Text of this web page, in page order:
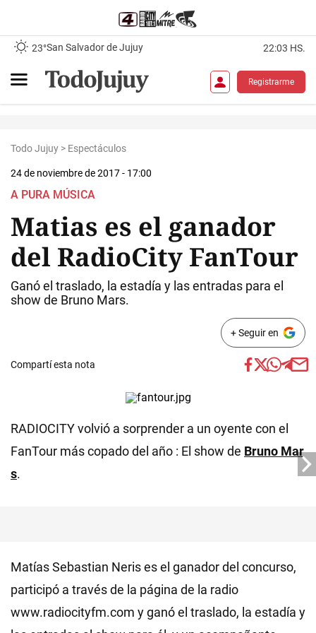
23°San Salvador de Jujuy 22:03 HS.
Registrarme
Todo Jujuy > Espectáculos
24 de noviembre de 2017 - 17:00
A PURA MÚSICA
Matias es el ganador
del RadioCity FanTour
Ganó el traslado, la estadía y las entradas para el
show de Bruno Mars.
+ Seguir en
Compartí esta nota
RADIOCITY volvió a sorprender a un oyente con el
FanTour más copado del año : El show de Bruno Mar
s.
Matías Sebastian Neris es el ganador del concurso,
participó a través de la página de la radio
www.radiocityfm.com y ganó el traslado, la estadía y